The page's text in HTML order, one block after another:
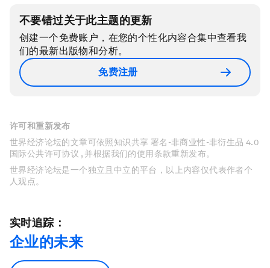
不要错过关于此主题的更新
创建一个免费账户，在您的个性化内容合集中查看我
们的最新出版物和分析。
免费注册
许可和重新发布
世界经济论坛的文章可依照知识共享 署名-非商业性-非衍生品 4.0
国际公共许可协议 , 并根据我们的使用条款重新发布。
世界经济论坛是一个独立且中立的平台，以上内容仅代表作者个
人观点。
实时追踪：
企业的未来